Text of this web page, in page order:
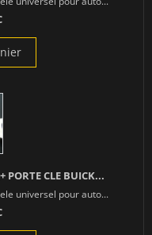
PORTE CLE BUICK...
universel pour auto...